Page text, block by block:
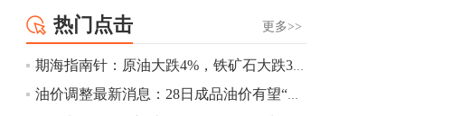
幅扩大至4.4%。
10:43
【行情】芝加哥11月大豆期货跌0.4%，12
月玉米期货跌1%。
更多>>
热门点击
期海指南针：原油大跌4%，铁矿石大跌3%,化工、黑色系跌幅或将扩大
油价调整最新消息：28日成品油价有望“四连涨” 车主赶紧去加油吧！